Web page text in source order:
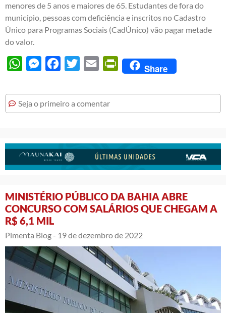
menores de 5 anos e maiores de 65. Estudantes de fora do
município, pessoas com deficiência e inscritos no Cadastro
Único para Programas Sociais (CadÚnico) vão pagar metade
do valor.
WhatsAppMessengerFacebook
Twitter Email PrintFriendly
Share
Seja o primeiro a comentar
MINISTÉRIO PÚBLICO DA BAHIA ABRE
CONCURSO COM SALÁRIOS QUE CHEGAM A
R$ 6,1 MIL
Pimenta Blog - 19 de dezembro de 2022